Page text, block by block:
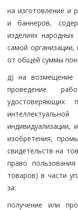
на изготовление и
и баннеров,
изделиях
самой
от общей суммы
д) на возмещение
проведение
удостоверяющих
индивидуализации,
изобретения,
свидетельств на
право
товаров) в части
за:
получение или